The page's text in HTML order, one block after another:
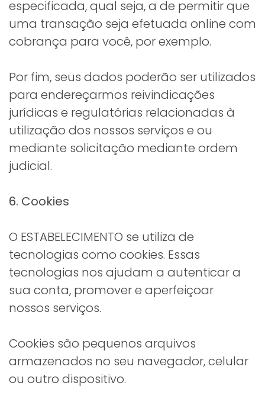
especificada, qual seja, a de permitir que
uma transação seja efetuada online com
cobrança para você, por exemplo.
Por fim, seus dados poderão ser utilizados
para endereçarmos reivindicações
jurídicas e regulatórias relacionadas à
utilização dos nossos serviços e ou
mediante solicitação mediante ordem
judicial.
6. Cookies
O ESTABELECIMENTO se utiliza de
tecnologias como cookies. Essas
tecnologias nos ajudam a autenticar a
sua conta, promover e aperfeiçoar
nossos serviços.
Cookies são pequenos arquivos
armazenados no seu navegador, celular
ou outro dispositivo.